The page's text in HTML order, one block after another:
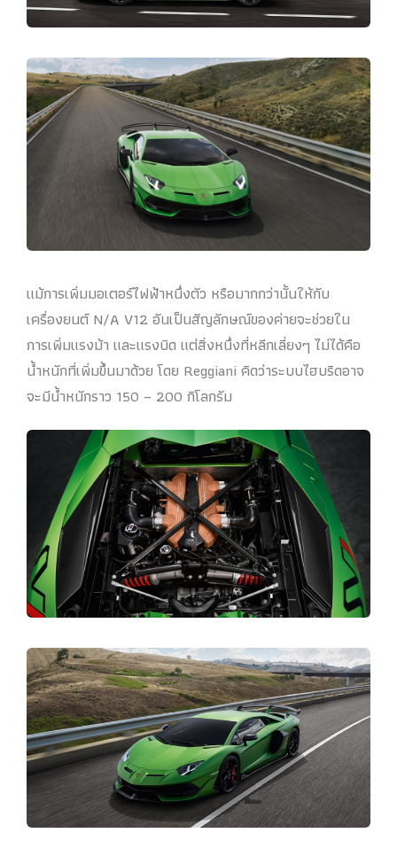
แม้การเพิ่มมอเตอร์ไฟฟ้าหนึ่งตัว หรือมากกว่านั้นให้กับ
เครื่องยนต์ N/A V12 อันเป็นสัญลักษณ์ของค่ายจะช่วยใน
การเพิ่มแรงม้า และแรงบิด แต่สิ่งหนึ่งที่หลีกเลี่ยงๆ ไม่ได้คือ
น้ำหนักที่เพิ่มขึ้นมาด้วย โดย Reggiani คิดว่าระบบไฮบริดอาจ
จะมีน้ำหนักราว 150 – 200 กิโลกรัม